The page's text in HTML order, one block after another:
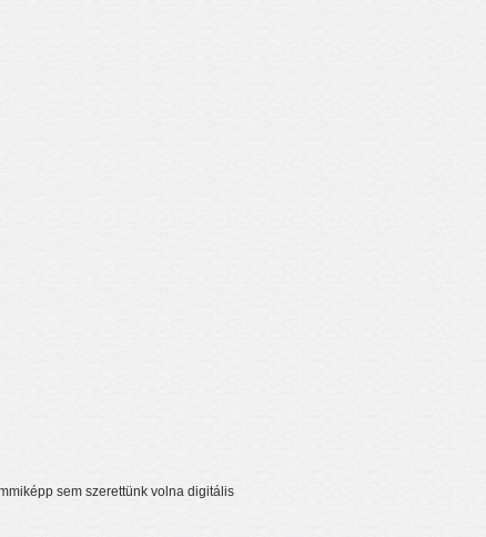
sem szerettünk volna digitális